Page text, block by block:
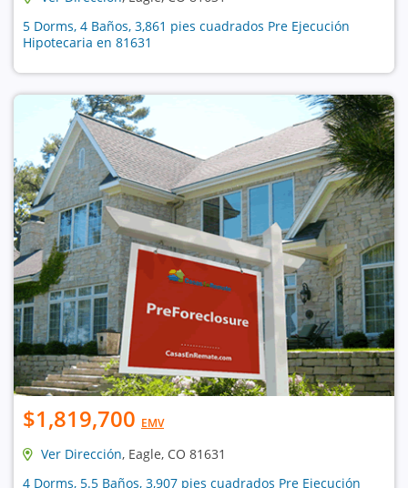
5 Dorms, 4 Baños, 3,861 pies cuadrados Pre Ejecución
Hipotecaria en 81631
$1,819,700 EMV
Ver Dirección, Eagle, CO 81631
4 Dorms, 5.5 Baños, 3,907 pies cuadrados Pre Ejecución